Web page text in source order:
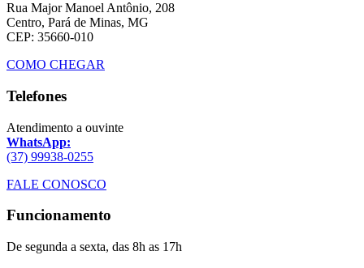
Rua Major Manoel Antônio, 208
Centro, Pará de Minas, MG
CEP: 35660-010
COMO CHEGAR
Telefones
Atendimento a ouvinte
WhatsApp:
(37) 99938-0255
FALE CONOSCO
Funcionamento
De segunda a sexta, das 8h as 17h